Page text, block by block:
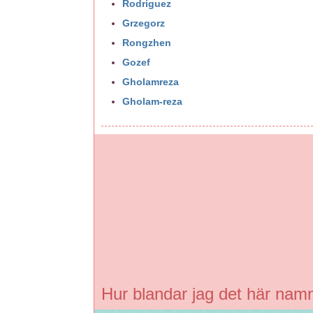
Rodriguez
Grzegorz
Rongzhen
Gozef
Gholamreza
Gholam-reza
Hur blandar jag det här